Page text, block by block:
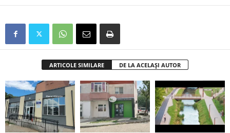
ARTICOLE SIMILARE DE LA ACELAȘI AUTOR